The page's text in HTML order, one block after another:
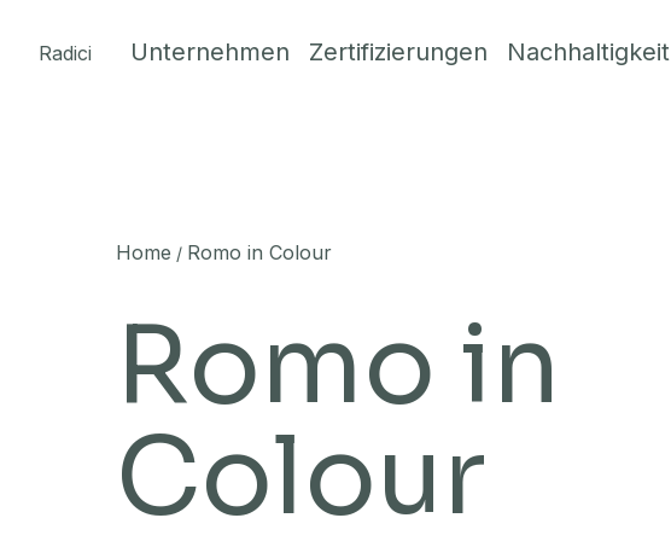
Radici
Unternehmen Zertifizierungen Nachhaltigkeit
Home / Romo in Colour
Romo in
Colour